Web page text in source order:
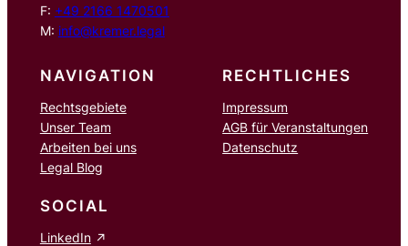
F: +49 2166 1470501
M: info@kremer.legal
NAVIGATION
Rechtsgebiete
Unser Team
Arbeiten bei uns
Legal Blog
RECHTLICHES
Impressum
AGB für Veranstaltungen
Datenschutz
SOCIAL
LinkedIn